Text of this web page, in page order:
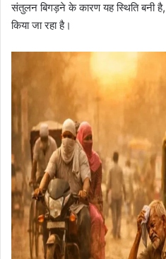
संतुलन बिगड़ने के कारण यह स्थिति बनी
किया जा रहा है।